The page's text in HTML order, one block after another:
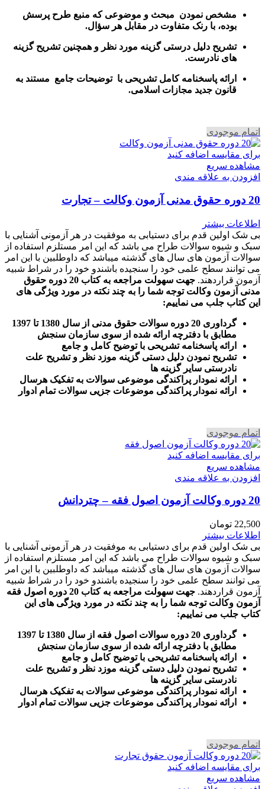
مشخص نمودن مبحث و موضوعی که منبع طرح پرسش
بوده، با رنک متفاوت در مقابل هر سؤال.
تشریح دلیل درستی گزینه مورد نظر و همچنین تشریح گزینه
های نادرست.
ارائه پاسخنامه کامل تشریحی با توضیحات جامع مستند به
قانون جدید مجازات اسلامی.
اتمام موجودی
برای مقایسه اضافه کنید
مشاهده سریع
افزودن به علاقه مندی
20 دوره حقوق مدنی آزمون وکالت – تجارت
اطلاعات بیشتر
بی شک اولین قدم برای دستیابی به موفقیت در هر آزمونی آشنایی با
سبک و شیوه سوالات طراح می باشد که این امر مستلزم استفاده از
سوالات آزمون های سال های گذشته میباشد که داوطلبین با این امر
می توانند سطح علمی خود را سنجیده باشندو خود را در شراط شبیه
آزمون قراردهند.
جهت سهولت مراجعه به کتاب 20 دوره حقوق
مدنی آزمون وکالت توجه شما را به چند نکته در مورد ویژگی های
این کتاب جلب می نماییم:
گرداوری 20 دوره سوالات حقوق مدنی از سال 1380 تا 1397
مطابق با دفترچه ارائه شده از سوی سازمان سنجش
ارائه پاسخنامه تشریحی با توضیح کامل و جامع
تشریح نمودن دلیل دستی گزینه موزد نظر و تشریح علت
نادرستی سایر گزینه ها
ارائه نمودار پراکندگی موضوعی سوالات به تفکیک هرسال
رائه نمودار پراکندگی موضوعات جزیی سوالات تمام ادوار
اتمام موجودی
برای مقایسه اضافه کنید
مشاهده سریع
افزودن به علاقه مندی
20 دوره وکالت آزمون اصول فقه – چتردانش
22,500 تومان
اطلاعات بیشتر
بی شک اولین قدم برای دستیابی به موفقیت در هر آزمونی آشنایی با
سبک و شیوه سوالات طراح می باشد که این امر مستلزم استفاده از
سوالات آزمون های سال های گذشته میباشد که داوطلبین با این امر
می توانند سطح علمی خود را سنجیده باشندو خود را در شراط شبیه
آزمون قراردهند.
جهت سهولت مراجعه به کتاب 20 دوره اصول فقه
آزمون وکالت توجه شما را به چند نکته در مورد ویژگی های این
کتاب جلب می نماییم:
گرداوری 20 دوره سوالات اصول فقه از سال 1380 تا 1397
مطابق با دفترچه ارائه شده از سوی سازمان سنجش
ارائه پاسخنامه تشریحی با توضیح کامل و جامع
تشریح نمودن دلیل دستی گزینه موزد نظر و تشریح علت
نادرستی سایر گزینه ها
ارائه نمودار پراکندگی موضوعی سوالات به تفکیک هرسال
رائه نمودار پراکندگی موضوعات جزیی سوالات تمام ادوار
اتمام موجودی
برای مقایسه اضافه کنید
مشاهده سریع